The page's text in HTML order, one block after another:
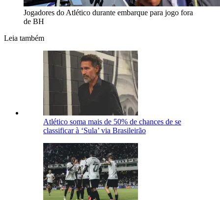
Jogadores do Atlético durante embarque para jogo fora
de BH
Leia também
Atlético soma mais de 50% de chances de se
classificar à ‘Sula’ via Brasileirão